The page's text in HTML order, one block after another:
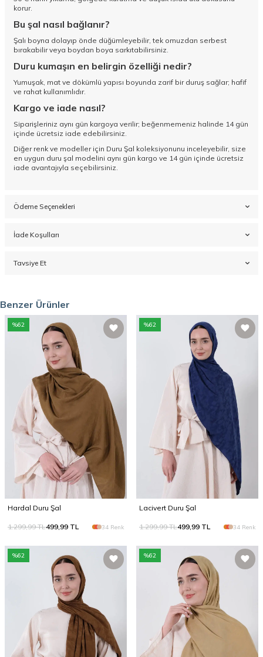
korur.
Bu şal nasıl bağlanır?
Şalı boyna dolayıp önde düğümleyebilir, tek omuzdan serbest
bırakabilir veya boydan boya sarkıtabilirsiniz.
Duru kumaşın en belirgin özelliği nedir?
Yumuşak, mat ve dökümlü yapısı boyunda zarif bir duruş sağlar; hafif
ve rahat kullanımlıdır.
Kargo ve iade nasıl?
Siparişleriniz aynı gün kargoya verilir; beğenmemeniz halinde 14 gün
içinde ücretsiz iade edebilirsiniz.
Diğer renk ve modeller için Duru Şal koleksiyonunu inceleyebilir, size
en uygun duru şal modelini aynı gün kargo ve 14 gün içinde ücretsiz
iade avantajıyla seçebilirsiniz.
Ödeme Seçenekleri
İade Koşulları
Tavsiye Et
Benzer Ürünler
%62
Hardal Duru Şal
1.299,99TL499,99 TL 34 Renk
%62
Lacivert Duru Şal
1.299,99TL499,99 TL 34 Renk
%62 %62